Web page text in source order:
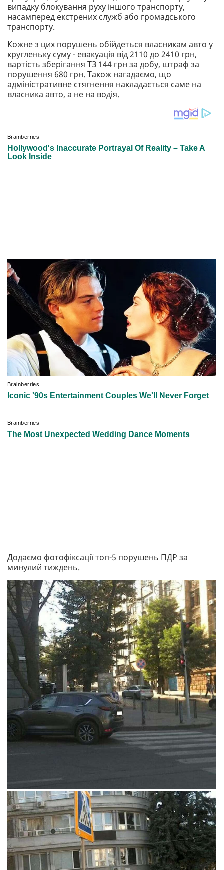
випадку блокування руху іншого транспорту,
насамперед екстрених служб або громадського
транспорту.
Кожне з цих порушень обійдеться власникам авто у
кругленьку суму - евакуація від 2110 до 2410 грн,
вартість зберігання ТЗ 144 грн за добу, штраф за
порушення 680 грн. Також нагадаємо, що
адміністративне стягнення накладається саме на
власника авто, а не на водія.
Додаємо фотофіксації топ-5 порушень ПДР за
минулий тиждень.